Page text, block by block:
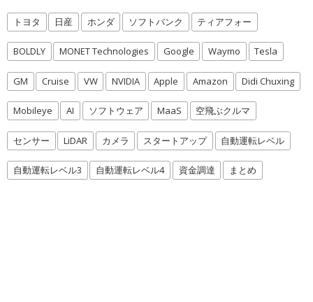
トヨタ 日産 ホンダ ソフトバンク ティアフォー
BOLDLY MONET Technologies Google Waymo Tesla
GM Cruise VW NVIDIA Apple Amazon Didi Chuxing
Mobileye AI ソフトウェア MaaS 空飛ぶクルマ
センサー LiDAR カメラ スタートアップ 自動運転レベル
自動運転レベル3 自動運転レベル4 資金調達 まとめ